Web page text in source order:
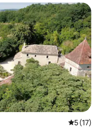
Vidutinis
5 (17)